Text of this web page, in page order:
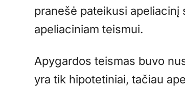
pranešė pateikusi
apeliaciniam teismui.
Apygardos teismas buvo
yra tik hipotetiniai, tačiau